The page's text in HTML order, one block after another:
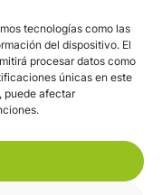
tecnologías como las
del dispositivo. El
procesar datos como
únicas en este
puede afectar